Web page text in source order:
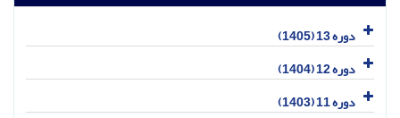
دوره 13 (1405)
دوره 12 (1404)
دوره 11 (1403)